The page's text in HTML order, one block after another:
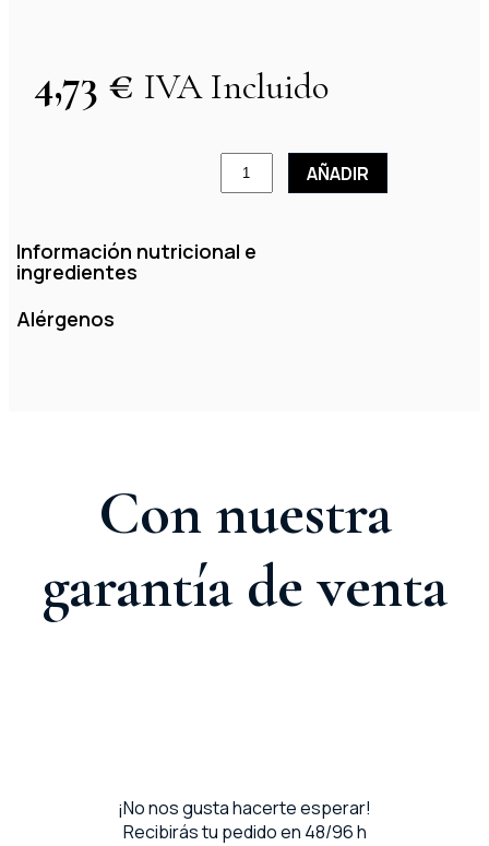
4,73 € IVA Incluido
AÑADIR
Información nutricional e
ingredientes
Alérgenos
Con nuestra
garantía de venta
¡No nos gusta hacerte esperar!
Recibirás tu pedido en 48/96 h